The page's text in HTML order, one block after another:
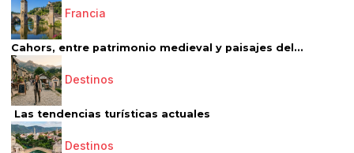
Francia
Cahors, entre patrimonio medieval y paisajes del...
Destinos
Las tendencias turísticas actuales
Destinos